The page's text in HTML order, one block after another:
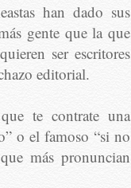
han dado sus
gente que la que
ser escritores
editorial.
te contrate una
o el famoso “si no
más pronuncian